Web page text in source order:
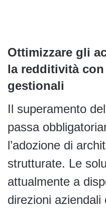
Ottimizzare gli
la redditività
gestionali
Il superamento
passa
l’adozione di
strutturate. Le
attualmente a
direzioni aziendali